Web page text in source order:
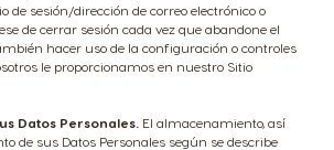
de sesión/dirección de correo electrónico o
de cerrar sesión cada vez que abandone el
hacer uso de la configuración o controles
le proporcionamos en nuestro Sitio
Datos Personales. El almacenamiento, así
de sus Datos Personales según se describe
Norwegian